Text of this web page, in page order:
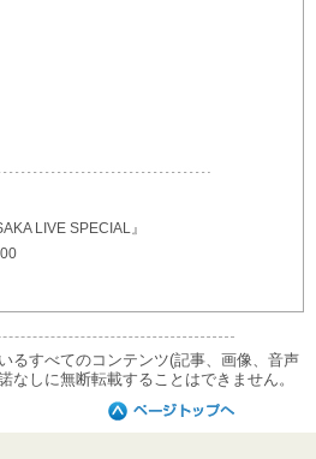
LIVE SPECIAL』
るすべてのコンテンツ(記事、画像、音声
なしに無断転載することはできません。